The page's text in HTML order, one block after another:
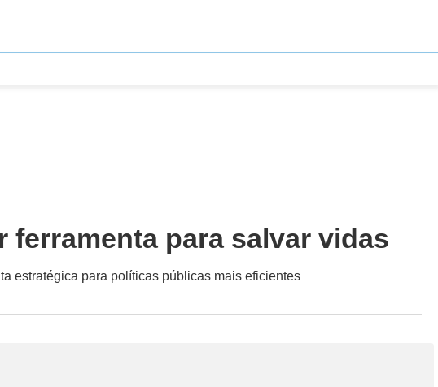
ferramenta para salvar vidas
estratégica para políticas públicas mais eficientes